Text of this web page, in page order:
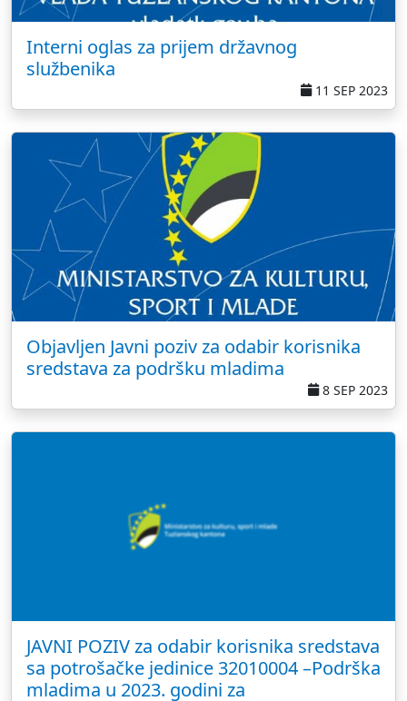
Interni oglas za prijem državnog
službenika
11 SEP 2023
Objavljen Javni poziv za odabir korisnika
sredstava za podršku mladima
8 SEP 2023
JAVNI POZIV za odabir korisnika sredstava
sa potrošačke jedinice 32010004 –Podrška
mladima u 2023. godini za